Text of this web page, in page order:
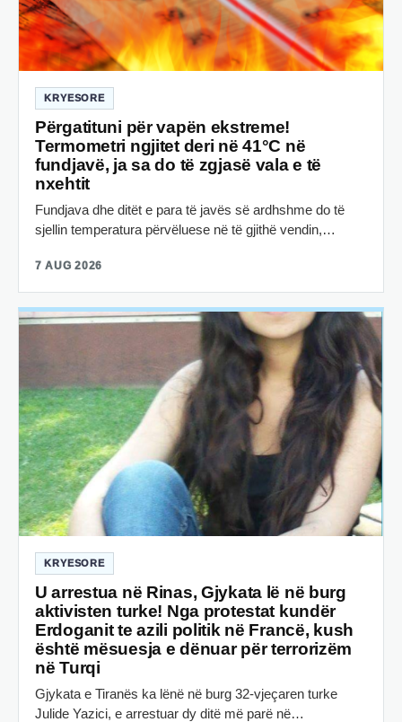
KRYESORE
Përgatituni për vapën ekstreme!
Termometri ngjitet deri në 41°C në
fundjavë, ja sa do të zgjasë vala e të
nxehtit
Fundjava dhe ditët e para të javës së ardhshme do të
sjellin temperatura përvëluese në të gjithë vendin,…
7 AUG 2026
KRYESORE
U arrestua në Rinas, Gjykata lë në burg
aktivisten turke! Nga protestat kundër
Erdoganit te azili politik në Francë, kush
është mësuesja e dënuar për terrorizëm
në Turqi
Gjykata e Tiranës ka lënë në burg 32-vjeçaren turke
Julide Yazici, e arrestuar dy ditë më parë në…